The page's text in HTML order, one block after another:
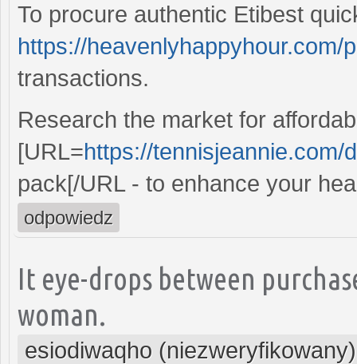
To procure authentic Etibest
https://heavenlyhappyhour.com/
transactions.
Research the market for
[URL=https://tennisjeannie.com/
pack[/URL - to enhance your
odpowiedz
It eye-drops between
woman.
esiodiwaqho (niezweryfikowany)